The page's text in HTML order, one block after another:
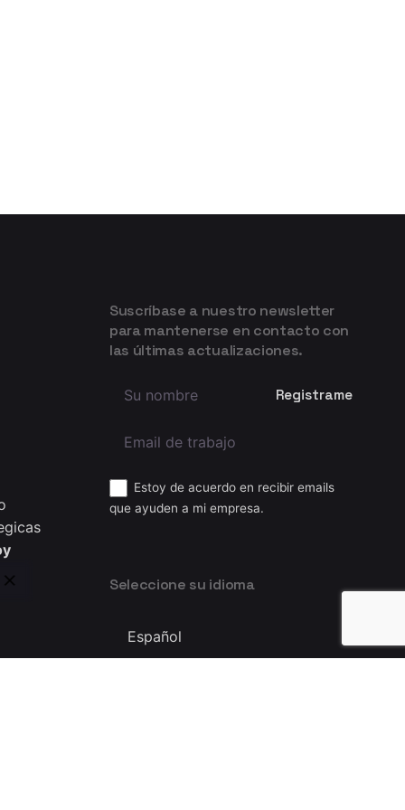
Suscríbase a nuestro newsletter
para mantenerse en contacto con
las últimas actualizaciones.
Estoy de acuerdo en recibir emails
que ayuden a mi empresa.
Seleccione su idioma
idioma